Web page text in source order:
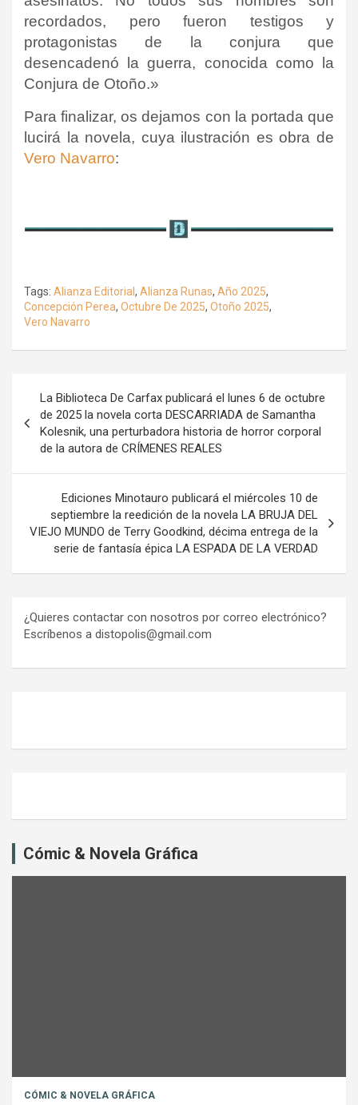
recordados, pero fueron testigos y
protagonistas de la conjura que
desencadenó la guerra, conocida como la
Conjura de Otoño.»
Para finalizar, os dejamos con la portada que
lucirá la novela, cuya ilustración es obra de
Vero Navarro:
Tags: Alianza Editorial, Alianza Runas, Año 2025,
Concepción Perea, Octubre De 2025, Otoño 2025,
Vero Navarro
entradas
La Biblioteca De Carfax publicará el lunes 6 de octubre
de 2025 la novela corta DESCARRIADA de Samantha
Kolesnik, una perturbadora historia de horror corporal
de la autora de CRÍMENES REALES
Ediciones Minotauro publicará el miércoles 10 de
septiembre la reedición de la novela LA BRUJA DEL
VIEJO MUNDO de Terry Goodkind, décima entrega de la
serie de fantasía épica LA ESPADA DE LA VERDAD
¿Quieres contactar con nosotros por correo electrónico?
Escríbenos a distopolis@gmail.com
Cómic & Novela Gráfica
CÓMIC & NOVELA GRÁFICA